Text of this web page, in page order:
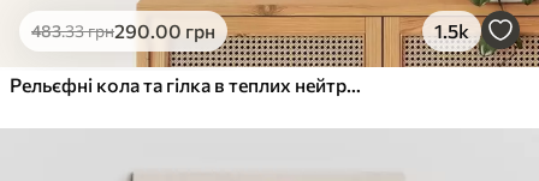
Еко-Преміум
.00грн
✓Яскраві, насичені кольори
Поверхня з текстурою полотна
483.33грн290.00 грн 1.5k
Рельєфні кола та гілка в теплих нейтральних тонах